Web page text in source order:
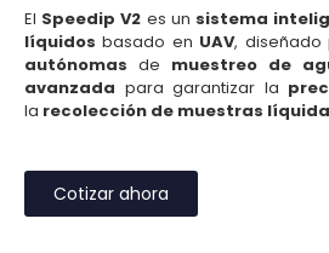
El Speedip V2 es un sistema
líquidos basado en UAV, diseñado
autónomas de muestreo de
avanzada para garantizar la
la recolección de muestras
Cotizar ahora